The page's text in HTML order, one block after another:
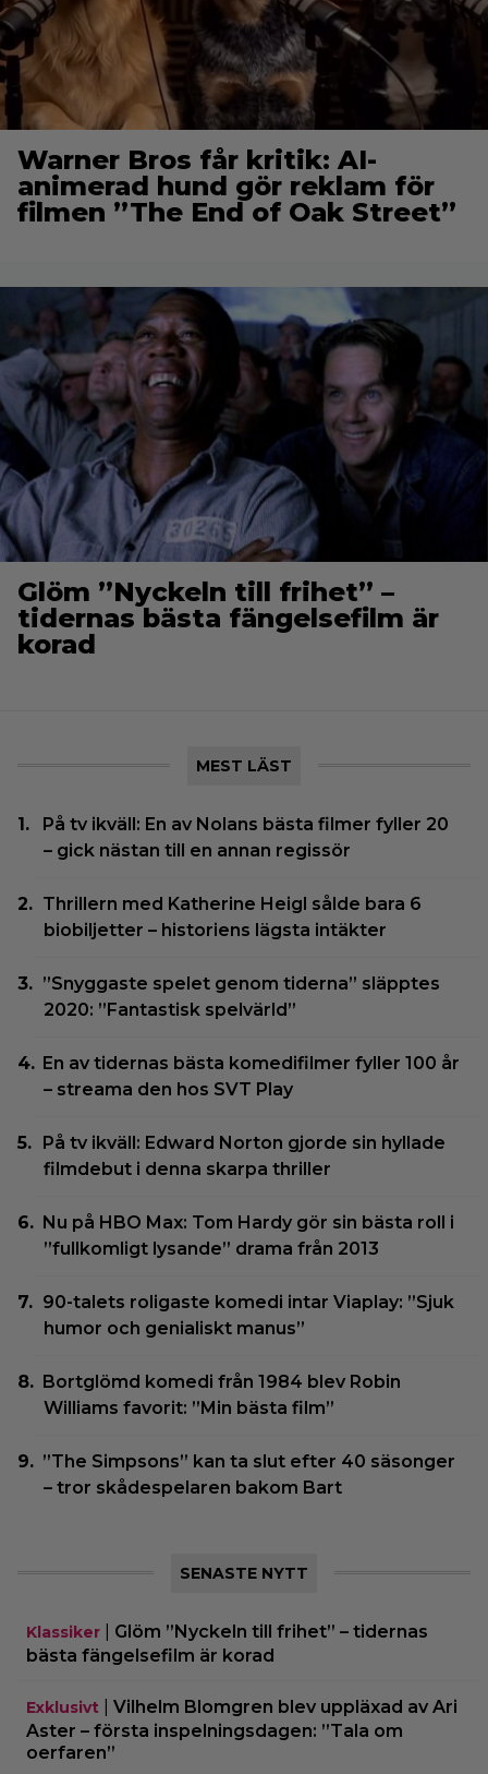
Warner Bros får kritik: AI-
animerad hund gör reklam för
filmen ”The End of Oak Street”
Glöm ”Nyckeln till frihet” –
tidernas bästa fängelsefilm är
korad
MEST LÄST
På tv ikväll: En av Nolans bästa filmer fyller 20
– gick nästan till en annan regissör
Thrillern med Katherine Heigl sålde bara 6
biobiljetter – historiens lägsta intäkter
”Snyggaste spelet genom tiderna” släpptes
2020: ”Fantastisk spelvärld”
En av tidernas bästa komedifilmer fyller 100 år
– streama den hos SVT Play
På tv ikväll: Edward Norton gjorde sin hyllade
filmdebut i denna skarpa thriller
Nu på HBO Max: Tom Hardy gör sin bästa roll i
”fullkomligt lysande” drama från 2013
90-talets roligaste komedi intar Viaplay: ”Sjuk
humor och genialiskt manus”
Bortglömd komedi från 1984 blev Robin
Williams favorit: ”Min bästa film”
”The Simpsons” kan ta slut efter 40 säsonger
– tror skådespelaren bakom Bart
SENASTE NYTT
Klassiker
Glöm ”Nyckeln till frihet” – tidernas
bästa fängelsefilm är korad
Exklusivt
Vilhelm Blomgren blev uppläxad av Ari
Aster – första inspelningsdagen: ”Tala om
oerfaren”